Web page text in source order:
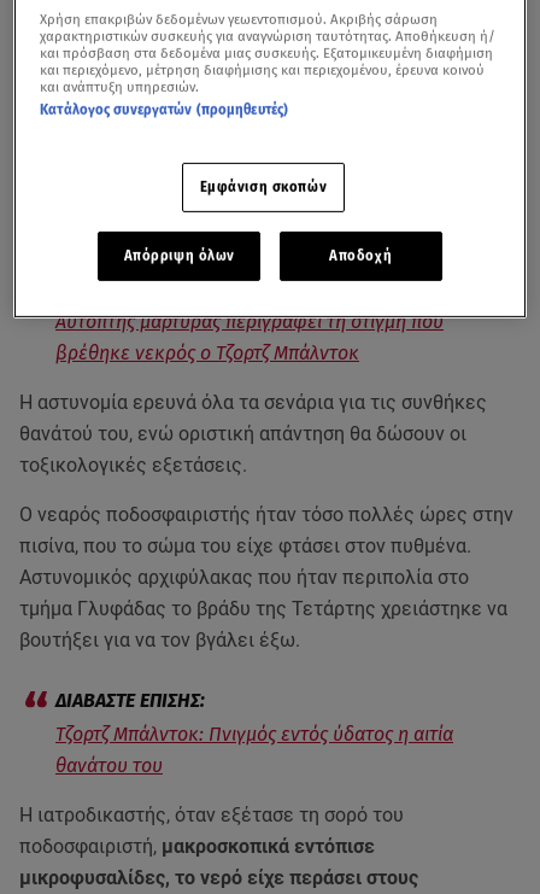
Ερωτήματα για τον θάνατο του ποδοσφαιριστή Τζορτζ Μπάλντοκ - Βίντεο
από το κεντρικό δελτίο ειδήσεων του Star
Σοκ έχει προκαλέσει σε ολόκληρο τον αθλητικό κόσμο,
ποδοσφαιριστή του ΠαναθηναϊκούΤζορτζ Μπάλντοκ
οποίος βρέθηκε νεκρός μέσα στην πισίνα του σπιτιού
Γλυφάδα.
Αυτόπτης μάρτυρας περιγράφει τη στιγμή που
βρέθηκε νεκρός ο Τζορτζ Μπάλντοκ
Η αστυνομία ερευνά όλα τα σενάρια για τις συνθήκες
θανάτού του, ενώ οριστική απάντηση θα δώσουν οι
τοξικολογικές εξετάσεις.
Ο νεαρός ποδοσφαιριστής ήταν τόσο πολλές ώρες στην
πισίνα, που το σώμα του είχε φτάσει στον πυθμένα.
Αστυνομικός αρχιφύλακας που ήταν περιπολία στο
τμήμα Γλυφάδας το βράδυ της Τετάρτης χρειάστηκε να
βουτήξει για να τον βγάλει έξω.
Τζορτζ Μπάλντοκ: Πνιγμός εντός ύδατος η αιτία
θανάτου του
Η ιατροδικαστής, όταν εξέτασε τη σορό του
ποδοσφαιριστή, μακροσκοπικά εντόπισε
μικροφυσαλίδες, το νερό είχε περάσει στους
Χρήση επακριβών δεδομένων γεωεντοπισμού. Ακριβής σάρωση
χαρακτηριστικών συσκευής για αναγνώριση ταυτότητας. Αποθήκευση ή/
και πρόσβαση στα δεδομένα μιας συσκευής. Εξατομικευμένη διαφήμιση
και περιεχόμενο, μέτρηση διαφήμισης και περιεχομένου, έρευνα κοινού
και ανάπτυξη υπηρεσιών.
Κατάλογος συνεργατών (προμηθευτές)
Εμφάνιση σκοπών
Απόρριψη όλων Αποδοχή